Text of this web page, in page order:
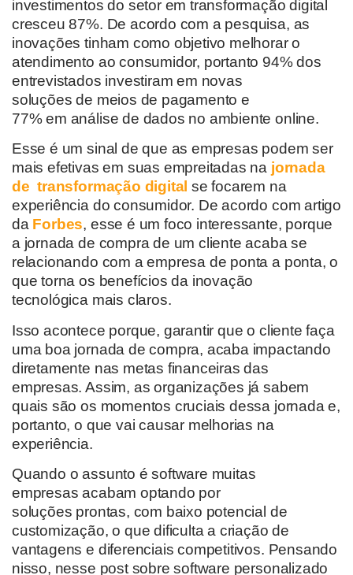
investimentos do setor em transformação digital
cresceu 87%. De acordo com a pesquisa, as
inovações tinham como objetivo melhorar o
atendimento ao consumidor, portanto 94% dos
entrevistados investiram em novas
soluçõesde meios de pagamento e
77%em análise de dados no ambiente online.
Esse é um sinal de que as empresas podem ser
mais efetivas em suas empreitadas na jornada
de transformação digital se focarem na
experiência do consumidor. De acordo com artigo
da Forbes, esse é um foco interessante, porque
a jornada de compra de um cliente acaba se
relacionando com a empresa de ponta a ponta, o
que tornaos benefícios da inovação
tecnológicamais claros.
Isso acontece porque, garantir que o cliente faça
uma boa jornada de compra, acaba impactando
diretamente nas metas financeiras das
empresas. Assim, as organizações já sabem
quais são os momentos cruciais dessa jornada e,
portanto,o que vai causar melhorias na
experiência.
Quando o assunto ésoftware muitas
empresasacabam optando por
soluções prontas, com baixo potencial de
customização, o quedificulta a criação de
vantagens e diferenciais competitivos. Pensando
nisso, nesse post sobre software personalizado